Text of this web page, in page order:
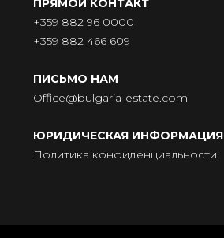
ПРЯМОЙ КОНТАКТ
+359 882 96 0000
+359 882 466 609
ПИСЬМО НАМ
Office@bulgaria-estate.com
ЮРИДИЧЕСКАЯ ИНФОРМАЦИЯ
Политика конфиденциальности